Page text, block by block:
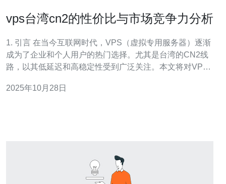
vps台湾cn2的性价比与市场竞争力分析
1. 引言 在当今互联网时代，VPS（虚拟专用服务器）逐渐
成为了企业和个人用户的热门选择。尤其是台湾的CN2线
路，以其低延迟和高稳定性受到广泛关注。本文将对VPS
湾CN2的基本概念 VPS（Virtual Private Server）是一种
2025年10月28日